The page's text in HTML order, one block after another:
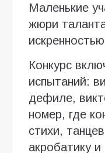
Маленькие
жюри
Конкурс
испытаний:
дефиле,
номер, где
стихи,
акробатику